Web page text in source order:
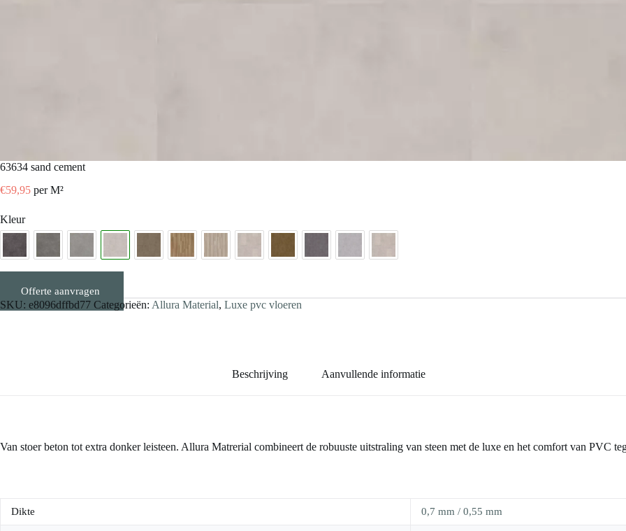
63634 sand cement
€59,95 per M²
Kleur
Offerte aanvragen
SKU: e8096dffbd77 Categorieën: Allura Material, Luxe pvc vloeren
Beschrijving Aanvullende informatie
Van stoer beton tot extra donker leisteen. Allura Matrerial combineert de robuuste uitstraling van steen met de luxe en het comfort van PVC
Dikte 0,7 mm / 0,55 mm